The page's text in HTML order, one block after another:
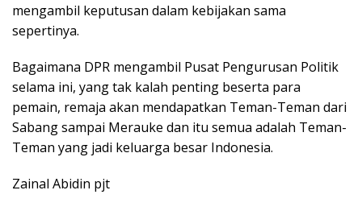
mengambil keputusan dalam kebijakan sama
sepertinya.
Bagaimana DPR mengambil Pusat Pengurusan Politik
selama ini, yang tak kalah penting beserta para
pemain, remaja akan mendapatkan Teman-Teman dari
Sabang sampai Merauke dan itu semua adalah Teman-
Teman yang jadi keluarga besar Indonesia.
Zainal Abidin pjt